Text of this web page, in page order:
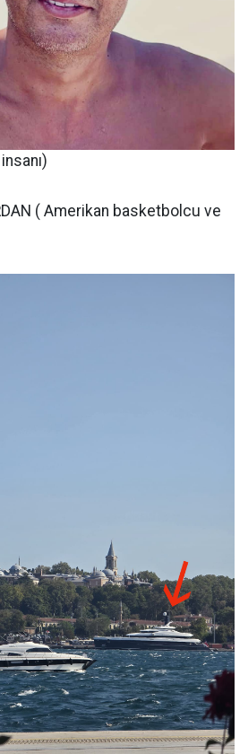
( Amerikan basketbolcu ve